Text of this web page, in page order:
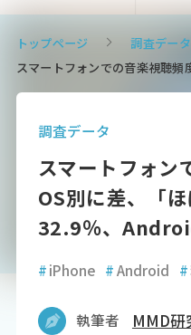
トップページ
調査データ
スマートフォンでの音楽視聴
調査データ
スマートフォン
OS別に差、「
32.9％、
#iPhone #Android #
執筆者 MMD研